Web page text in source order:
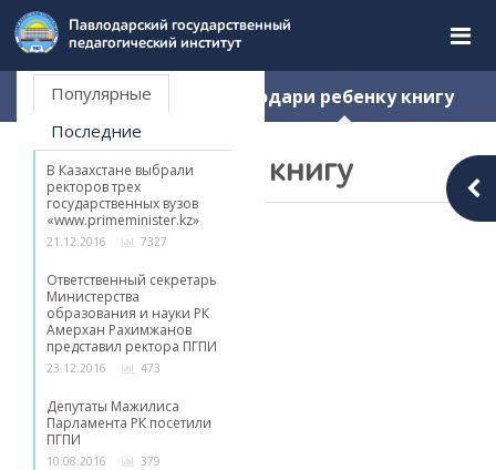
Перейти
содержимому
страницы.
Павлодарский государственный
педагогический институт
Главная Новости Подари ребенку книгу
Подари ребенку книгу
03.02.2017
Новости
Популярные
Последние
В Казахстане выбрали
ректоров трех
государственных вузов
«www.primeminister.kz»
21.12.2016 7327
Ответственный секретарь
Министерства
образования и науки РК
Амерхан Рахимжанов
представил ректора ПГПИ
23.12.2016 473
Депутаты Мажилиса
Парламента РК посетили
ПГПИ
10.08.2016 379